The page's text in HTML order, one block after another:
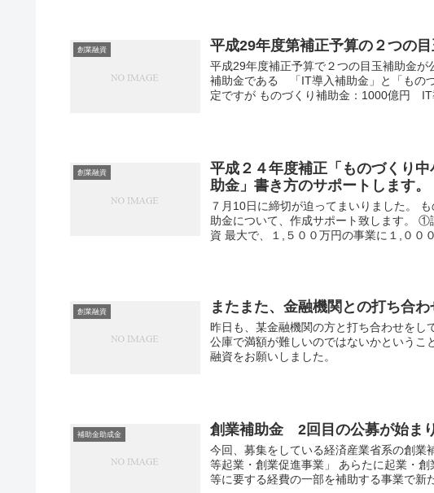
創業融資 平成29年度第補正予算の２つの
平成29年度補正予算で２つの目玉補助金
補助金である 「IT導入補助金」と「もの
定ですが ものづくり補助金：1000億円 IT
創業融資
平成２４年度補正「ものづくり
助金」書き方のサポートします。
７月10日に締切が迫ってまいりました。
助金について、作成サポート致します。
資 最大で、１,５００万円の事業に１,００
創業融資 またまた、金融機関との打ち合わ
昨日も、某金融機関の方と打ち合わせをし
公庫で満額が難しいのではないかという
融資をお願いしました。
補助金助成金 創業補助金 2回目の公募が始まり
今回、募集をしている経済産業省系の創業
等起業・創業促進事業」 あらたに起業・
等に要する経費の一部を補助する事業で新